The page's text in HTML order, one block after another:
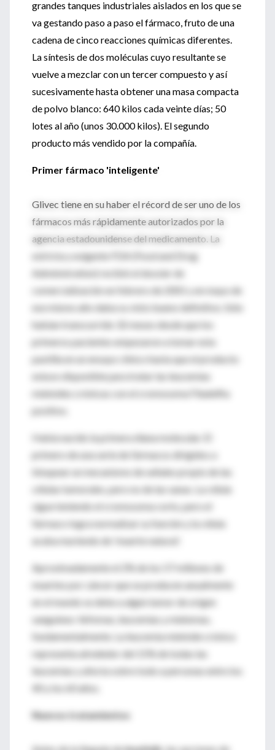
grandes tanques industriales aislados en los que se
va gestando paso a paso el fármaco, fruto de una
cadena de cinco reacciones químicas diferentes.
La síntesis de dos moléculas cuyo resultante se
vuelve a mezclar con un tercer compuesto y así
sucesivamente hasta obtener una masa compacta
de polvo blanco: 640 kilos cada veinte días; 50
lotes al año (unos 30.000 kilos). El segundo
producto más vendido por la compañía.
Primer fármaco 'inteligente'
Glivec tiene en su haber el récord de ser uno de los
fármacos más rápidamente autorizados por la
agencia estadounidense del medicamento. La
estricta y exigente FDA (Food and Drug
Administration) recibió el dossier de
comercialización en febrero de 2001 y en mayo de
ese mismo año daba su visto bueno definitivo. Sólo
habían transcurrido 32 meses desde que los
primeros pacientes empezaron a tomar esta
pastilla en un ensayo clínico hasta que el producto
estuvo disponible para tratar las leucemias
mieloides crónicas con el cromosoma Filadelfia
positivo.
Había nacido la primera diana molecular. El
primero de una serie de fármacos dirigidos a
bloquear un mecanismo de señales propio de las
células tumorales, pero no de las sanas. La célula
sigue teniendo el cromosoma corto, pero el
fármaco logra normalizar su función y la célula
acaba muriendo de 'muerte natural'.
Aproximadamente el 2% de los 57 millones de
muertes por cáncer que se producen anualmente
en el mundo se debe a algún tumor de origen
sanguíneo: linfomas, leucemias y mielomas,
fundamentalmente. La leucemia mieloide crónica
representa alrededor del 15% de todas las
leucemias y afecta sobre todo a personas entre los
40 y los 60 años.
Nuevos tratamientos